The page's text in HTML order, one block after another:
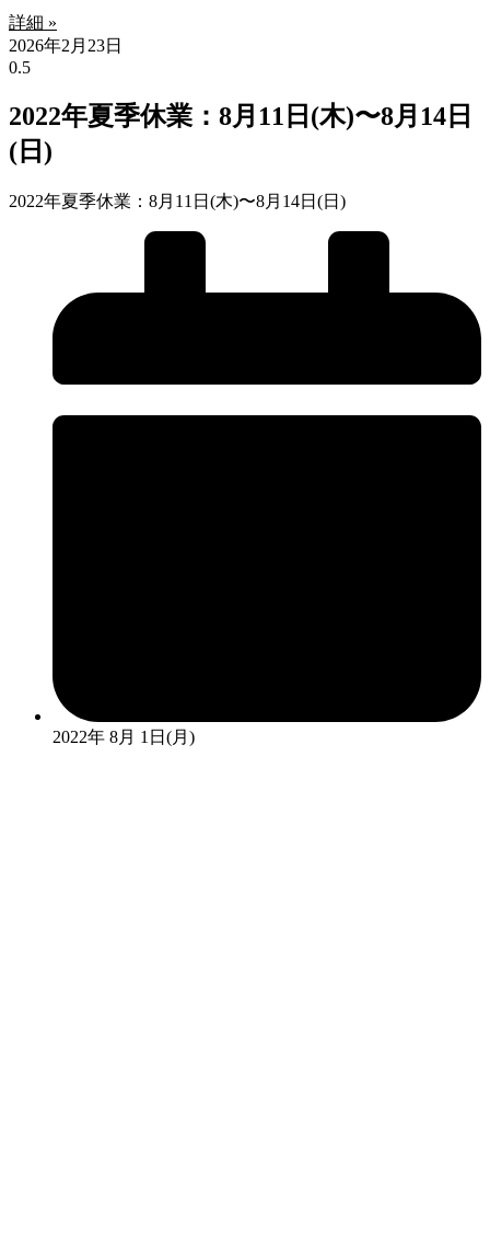
詳細 »
2026年2月23日
2022年夏季休業：8月11日(木)〜8月14日
(日)
2022年夏季休業：8月11日(木)〜8月14日(日)
2022年 8月 1日(月)